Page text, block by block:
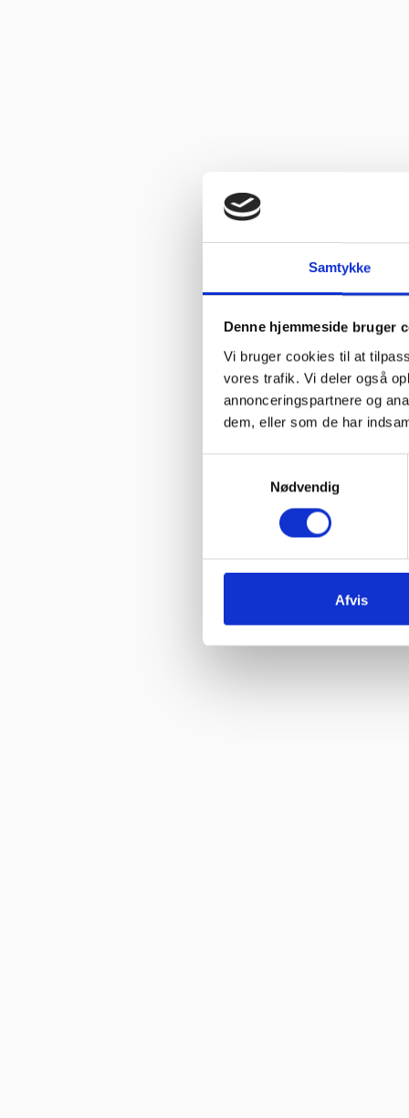
Samtykke
Denne hjemmeside bruger
Vi bruger cookies til at
vores trafik. Vi deler også
annonceringspartnere og
dem, eller som de har
Nødvendig
Afvis